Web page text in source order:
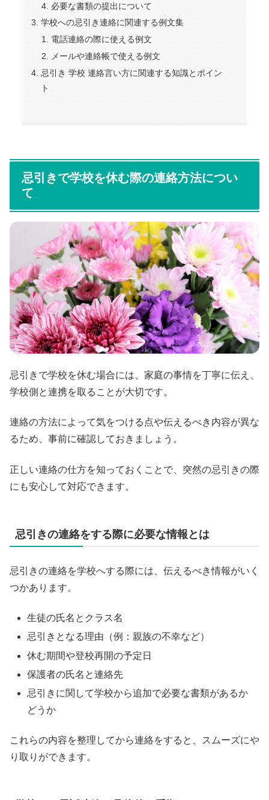
必要な書類の提出について
学校への忌引き連絡に関連する例文集
電話連絡の際に使える例文
メールや連絡帳で使える例文
忌引き 学校 連絡言い方に関連する知識とポイン
ト
忌引きで学校を休む際の連絡方法につい
て
忌引きで学校を休む場合には、家庭の事情を丁寧に伝え、
学校側と連携を取ることが大切です。
連絡の方法によって気をつける点や伝えるべき内容が異な
るため、事前に確認しておきましょう。
正しい連絡の仕方を知っておくことで、突然の忌引きの際
にも安心して対応できます。
忌引きの連絡をする際に必要な情報とは
忌引きの連絡を学校へする際には、伝えるべき情報がいく
つかあります。
生徒の氏名とクラス名
忌引きとなる理由（例：親族の不幸など）
休む期間や登校再開の予定日
保護者の氏名と連絡先
忌引きに関して学校から追加で必要な書類があるか
どうか
これらの内容を整理してから連絡をすると、スムーズにや
り取りができます。